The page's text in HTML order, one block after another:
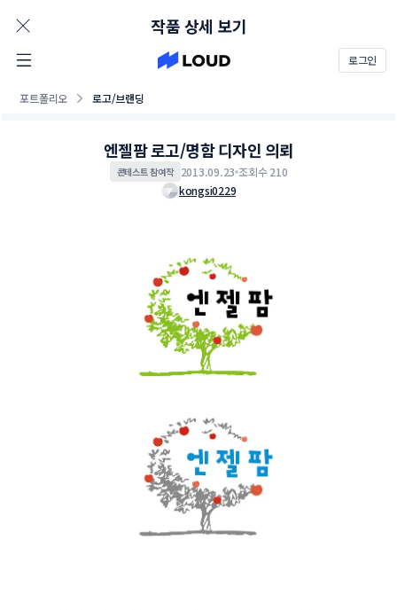
로그인
포트폴리오 로고/브랜딩
작품 상세 보기
엔젤팜 로고/명함 디자인 의뢰
콘테스트 참여작 2013.09.23 조회수 210
kongsi0229